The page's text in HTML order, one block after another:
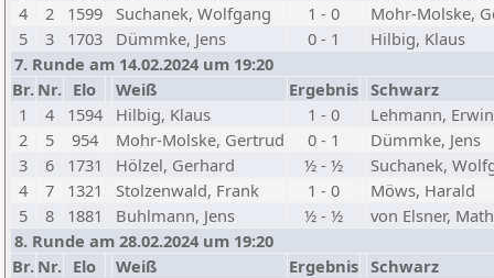
4
2 1599 Suchanek, Wolfgang 1 - 0
Mohr-Molske,
5
3 1703 Dümmke, Jens 0 - 1
Hilbig, Klaus
7. Runde am 14.02.2024 um 19:20
Br. Nr. Elo Weiß Ergebnis Schwarz
1
4 1594 Hilbig, Klaus 1 - 0
Lehmann, Erwin
2
5 954 Mohr-Molske, Gertrud 0 - 1
Dümmke, Jens
3
6 1731 Hölzel, Gerhard ½ - ½
Suchanek,
4
7 1321 Stolzenwald, Frank 1 - 0
Möws, Harald
5
8 1881 Buhlmann, Jens ½ - ½
von Elsner,
8. Runde am 28.02.2024 um 19:20
Br. Nr. Elo Weiß Ergebnis Schwarz